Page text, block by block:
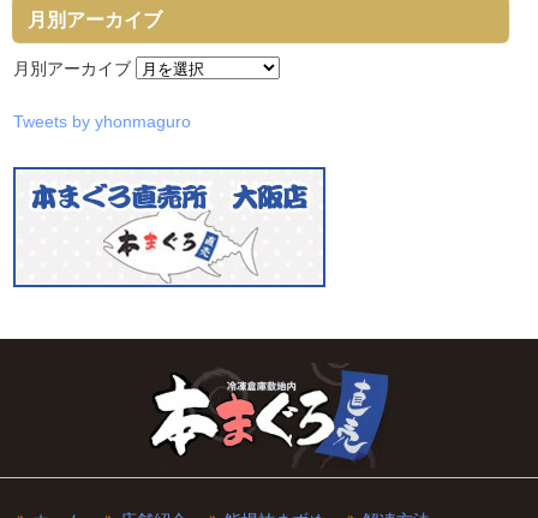
月別アーカイブ
月別アーカイブ
Tweets by yhonmaguro